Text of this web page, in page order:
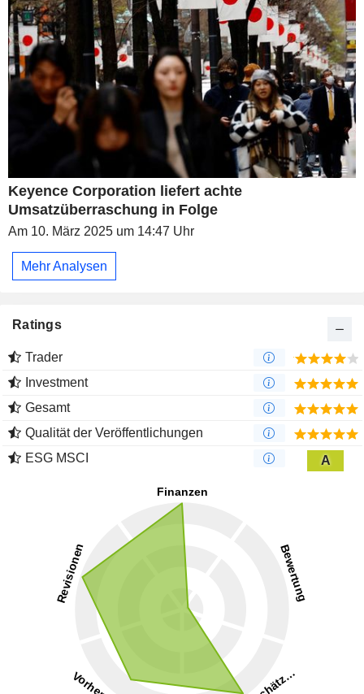
Keyence Corporation liefert achte
Umsatzüberraschung in Folge
Am 10. März 2025 um 14:47 Uhr
Mehr Analysen
Ratings
Trader
Investment
Gesamt
Qualität der Veröffentlichungen
ESG MSCI
A